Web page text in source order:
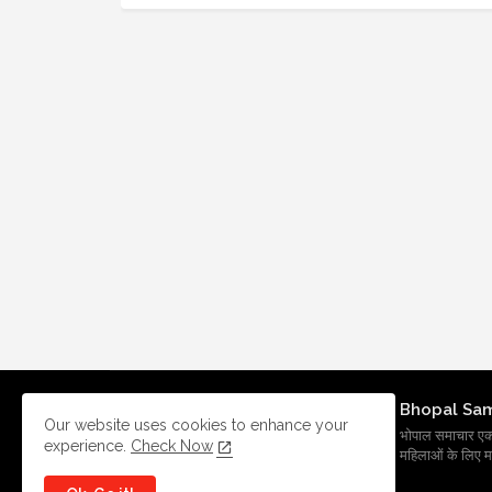
Bhopal
भोपाल समाचार एक
महिलाओं के लिए
Our website uses cookies to enhance your
experience. Check Now